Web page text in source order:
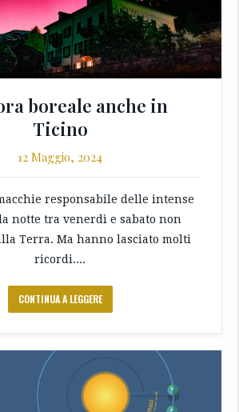
boreale anche in
Ticino
12 Maggio, 2024
responsabile delle intense
notte tra venerdì e sabato non
Terra. Ma hanno lasciato molti
ricordi....
CONTINUA A LEGGERE